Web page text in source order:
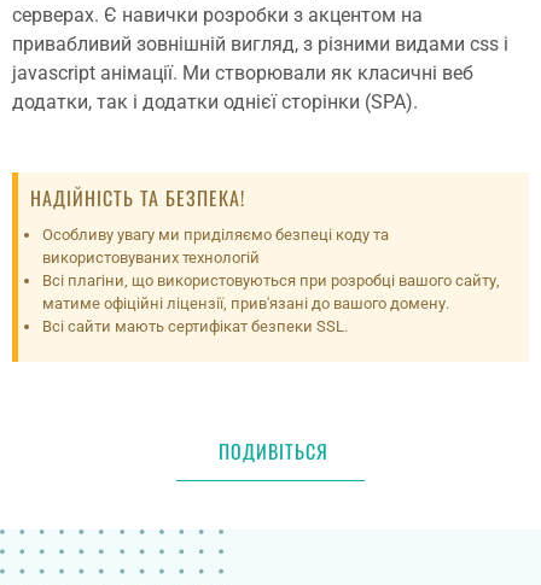
серверах. Є навички розробки з акцентом на
привабливий зовнішній вигляд, з різними видами css і
javascript анімації. Ми створювали як класичні веб
додатки, так і додатки однієї сторінки (SPA).
НАДІЙНІСТЬ ТА БЕЗПЕКА!
Особливу увагу ми приділяємо безпеці коду та
використовуваних технологій
Всі плагіни, що використовуються при розробці вашого сайту,
матиме офіційні ліцензії, прив'язані до вашого домену.
Всі сайти мають сертифікат безпеки SSL.
ПОДИВІТЬСЯ